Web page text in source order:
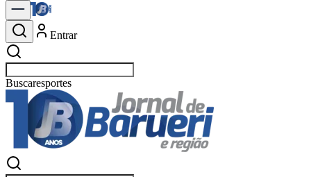
Entrar
Buscarpolítica